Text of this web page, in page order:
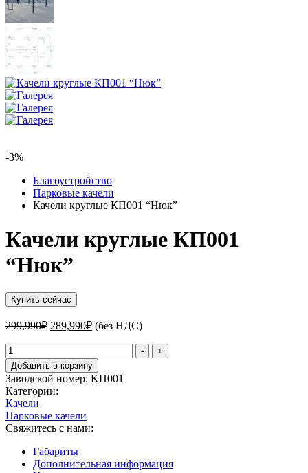
-3%
Благоустройство
Парковые качели
Качели круглые КП001 “Нюк”
Качели круглые КП001
“Нюк”
Купить сейчас
299,990₽ Первоначальная
составляла
299,990₽.
289,990₽Текущая
цена:
289,990₽.
(без НДС)
Количество
товара
Качели
круглые
КП001
"Нюк"
-
+
Добавить в корзину
Заводской номер: KП001
Категории:
Качели
Парковые качели
Свяжитесь с нами:
Габариты
Дополнительная информация